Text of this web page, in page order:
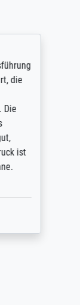
die
Die
ist